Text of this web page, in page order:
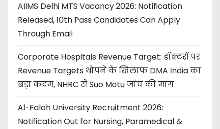
AIIMS Delhi MTS Vacancy 2026: Notification
Released, 10th Pass Candidates Can Apply
Through Email
Corporate Hospitals Revenue Target: डॉक्टरों पर
Revenue Targets थोपने के खिलाफ DMA India का
बड़ा कदम, NHRC से Suo Motu जांच की मांग
Al-Falah University Recruitment 2026:
Notification Out for Nursing, Paramedical &